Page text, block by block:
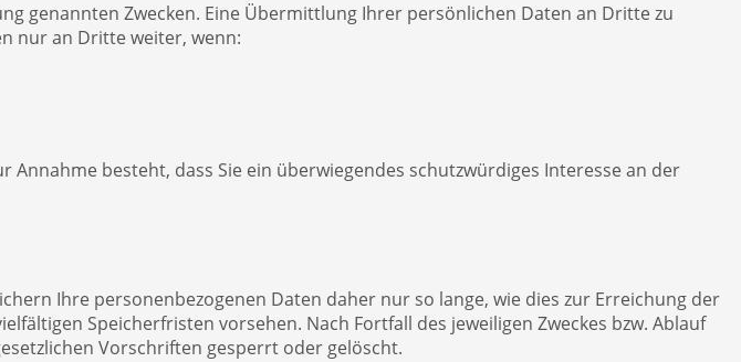
genannten Zwecken. Eine Übermittlung Ihrer persönlichen Daten an Dritte zu
nur an Dritte weiter, wenn:
besteht, dass Sie ein überwiegendes schutzwürdiges Interesse an der
Ihre personenbezogenen Daten daher nur so lange, wie dies zur Erreichung der
Speicherfristen vorsehen. Nach Fortfall des jeweiligen Zweckes bzw. Ablauf
Vorschriften gesperrt oder gelöscht.